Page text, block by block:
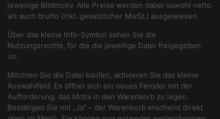
jeweilige Bildmotiv. Alle Preise werden dabei sowohl netto
als auch brutto (inkl. gesetzlicher MwSt.) ausgewiesen.
Über das kleine Info-Symbol sehen Sie die
Nutzungsrechte, für die die jeweilige Datei freigegeben
ist.
Möchten Sie die Datei kaufen, aktivieren Sie das kleine
Auswahlfeld. Es öffnet sich ein neues Fenster mit der
Aufforderung, das Motiv in den Warenkorb zu legen.
Bestätigen Sie mit „Ja" – der Warenkorb erscheint direkt